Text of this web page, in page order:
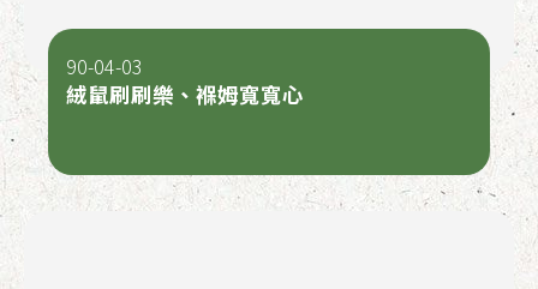
絨鼠刷刷樂、褓姆寬寬心
90-04-03